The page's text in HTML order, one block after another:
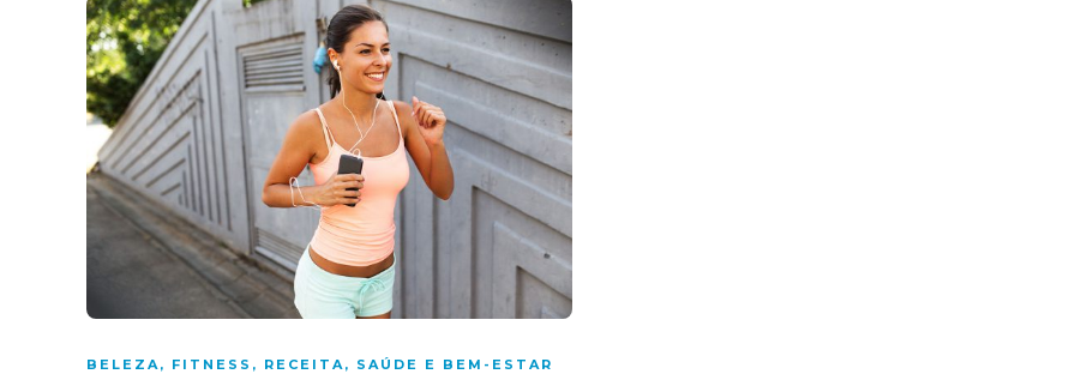
BELEZA , FITNESS , RECEITA , SAÚDE E BEM-ESTAR